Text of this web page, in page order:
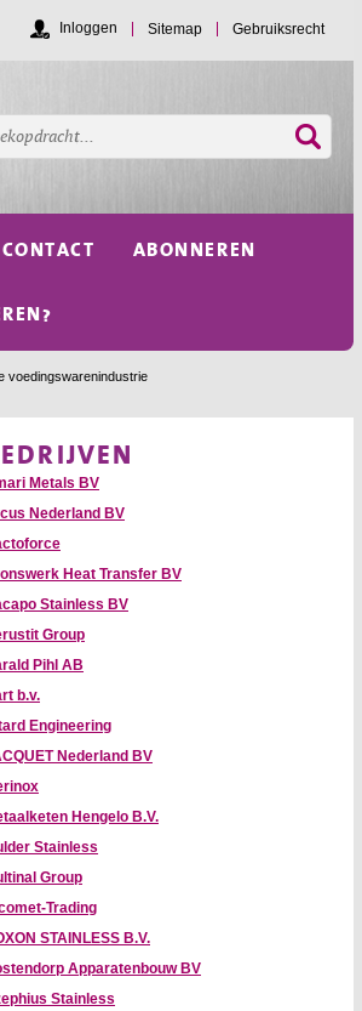
Sitemap Gebruiksrecht
Inloggen
CONTACT ABONNEREN
voedingswarenindustrie
Metals BV
Nederland BV
Heat Transfer BV
Stainless BV
Group
Pihl AB
b.v.
Engineering
Nederland BV
Hengelo B.V.
Stainless
Group
Trading
STAINLESS B.V.
Apparatenbouw BV
Stainless